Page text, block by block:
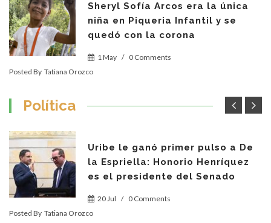
Sheryl Sofía Arcos era la única
niña en Piqueria Infantil y se
quedó con la corona
1 May / 0 Comments
Posted By Tatiana Orozco
Política
Uribe le ganó primer pulso a De
la Espriella: Honorio Henríquez
es el presidente del Senado
20 Jul / 0 Comments
Posted By Tatiana Orozco